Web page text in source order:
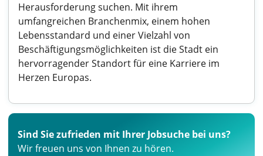
Herausforderung suchen. Mit ihrem
umfangreichen Branchenmix, einem hohen
Lebensstandard und einer Vielzahl von
Beschäftigungsmöglichkeiten ist die Stadt ein
hervorragender Standort für eine Karriere im
Herzen Europas.
Sind Sie zufrieden mit Ihrer Jobsuche bei uns?
Wir freuen uns von Ihnen zu hören.